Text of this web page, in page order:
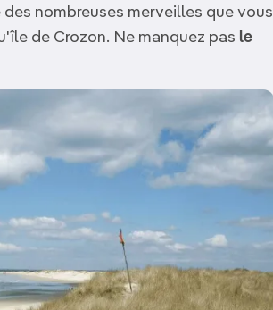
nombreuses merveilles que vous
de Crozon. Ne manquez pas le